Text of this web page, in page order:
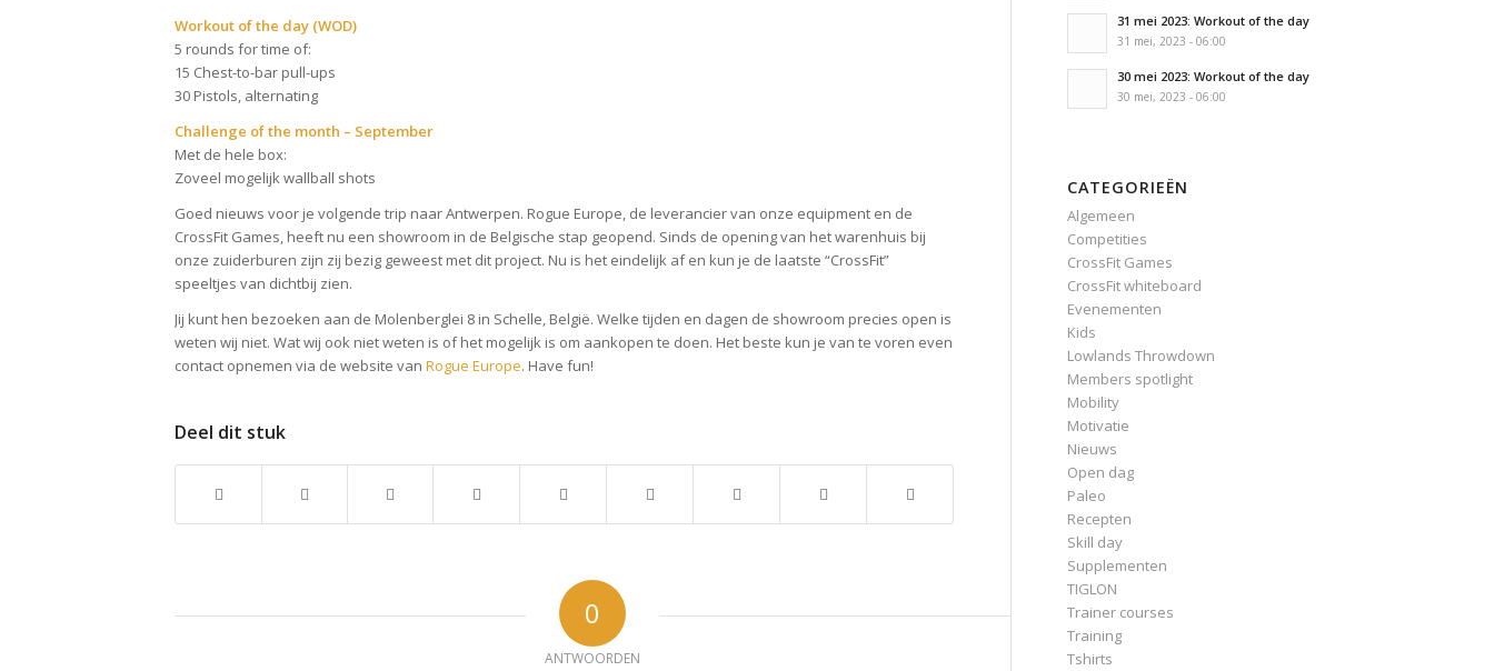
Workout of the day (WOD)
5 rounds for time of:
15 Chest-to-bar pull-ups
30 Pistols, alternating
Challenge of the month – September
Met de hele box:
Zoveel mogelijk wallball shots
Goed nieuws voor je volgende trip naar Antwerpen. Rogue Europe, de leverancier van onze equipment en de
CrossFit Games, heeft nu een showroom in de Belgische stap geopend. Sinds de opening van het warenhuis bij
onze zuiderburen zijn zij bezig geweest met dit project. Nu is het eindelijk af en kun je de laatste “CrossFit”
speeltjes van dichtbij zien.
Jij kunt hen bezoeken aan de Molenberglei 8 in Schelle, België. Welke tijden en dagen de showroom precies open is
weten wij niet. Wat wij ook niet weten is of het mogelijk is om aankopen te doen. Het beste kun je van te voren even
contact opnemen via de website van Rogue Europe. Have fun!
Deel dit stuk
0
ANTWOORDEN
31 mei 2023: Workout of the day
31 mei, 2023 - 06:00
30 mei 2023: Workout of the day
30 mei, 2023 - 06:00
CATEGORIEËN
Algemeen
Competities
CrossFit Games
CrossFit whiteboard
Evenementen
Kids
Lowlands Throwdown
Members spotlight
Mobility
Motivatie
Nieuws
Open dag
Paleo
Recepten
Skill day
Supplementen
TIGLON
Trainer courses
Training
Tshirts